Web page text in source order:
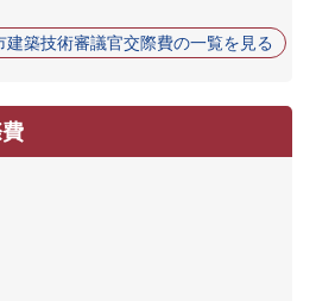
建築技術審議官交際費の一覧を見る